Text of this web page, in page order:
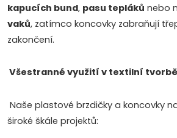
v
k
y
v
ý
kapucích bund, pasu tepláků nebo
vaků, zatímco koncovky zabraňují
zakončení.
Všestranné využití v textilní tvorbě
Naše plastové brzdičky a koncovky
široké škále projektů: